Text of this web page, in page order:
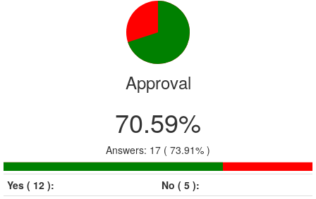
Approval
70.59%
Answers: 17 ( 73.91% )
Yes ( 12 ):
No ( 5 ):